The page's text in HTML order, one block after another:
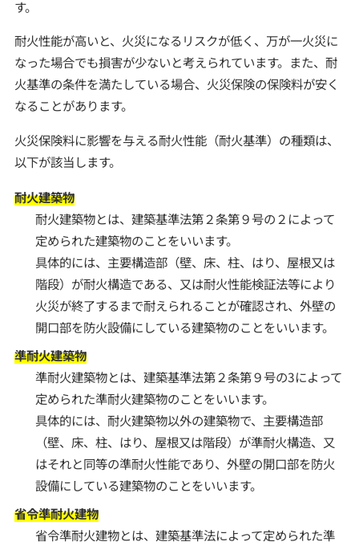
す。
耐火性能が高いと、火災になるリスクが低く、万が一火災に
なった場合でも損害が少ないと考えられています。また、耐
火基準の条件を満たしている場合、火災保険の保険料が安く
なることがあります。
火災保険料に影響を与える耐火性能（耐火基準）の種類は、
以下が該当します。
耐火建築物
耐火建築物とは、建築基準法第２条第９号の２によって
定められた建築物のことをいいます。
具体的には、主要構造部（壁、床、柱、はり、屋根又は
階段）が耐火構造である、又は耐火性能検証法等により
火災が終了するまで耐えられることが確認され、外壁の
開口部を防火設備にしている建築物のことをいいます。
準耐火建築物
準耐火建築物とは、建築基準法第２条第９号の3によって
定められた準耐火建築物のことをいいます。
具体的には、耐火建築物以外の建築物で、主要構造部
（壁、床、柱、はり、屋根又は階段）が準耐火構造、又
はそれと同等の準耐火性能であり、外壁の開口部を防火
設備にしている建築物のことをいいます。
省令準耐火建物
省令準耐火建物とは、建築基準法によって定められた準